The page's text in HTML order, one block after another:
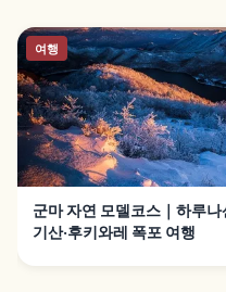
여행
군마 자연 모델코스｜하루나
기산·후키와레 폭포 여행